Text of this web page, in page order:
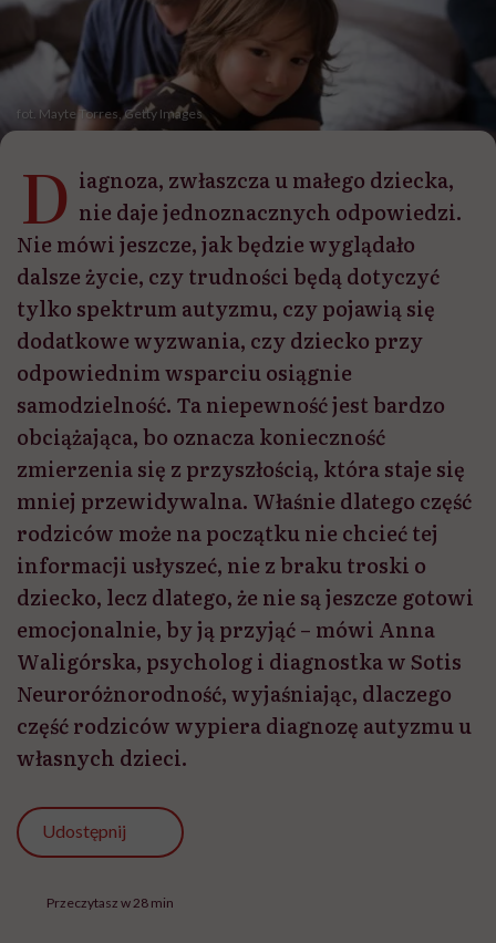
fot. Mayte Torres, Getty Images
D iagnoza, zwłaszcza u małego dziecka,
nie daje jednoznacznych odpowiedzi.
Nie mówi jeszcze, jak będzie wyglądało
dalsze życie, czy trudności będą dotyczyć
tylko spektrum autyzmu, czy pojawią się
dodatkowe wyzwania, czy dziecko przy
odpowiednim wsparciu osiągnie
samodzielność. Ta niepewność jest bardzo
obciążająca, bo oznacza konieczność
zmierzenia się z przyszłością, która staje się
mniej przewidywalna. Właśnie dlatego część
rodziców może na początku nie chcieć tej
informacji usłyszeć, nie z braku troski o
dziecko, lecz dlatego, że nie są jeszcze gotowi
emocjonalnie, by ją przyjąć – mówi Anna
Waligórska, psycholog i diagnostka w Sotis
Neuroróżnorodność, wyjaśniając, dlaczego
część rodziców wypiera diagnozę autyzmu u
własnych dzieci.
Udostępnij
Przeczytasz w 28 min